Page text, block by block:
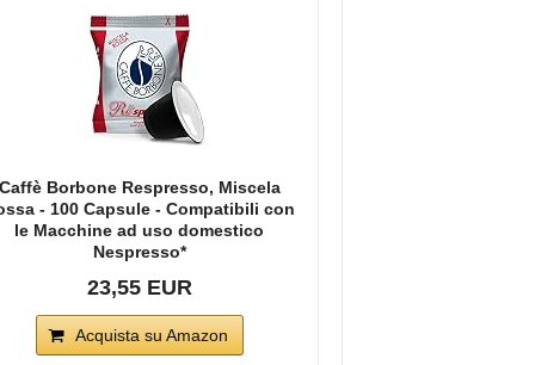
Borbone Respresso, Miscela
- 100 Capsule - Compatibili con
le Macchine ad uso domestico
Nespresso*
23,55 EUR
Acquista su Amazon